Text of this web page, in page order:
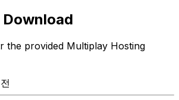
the provided Multiplay Hosting